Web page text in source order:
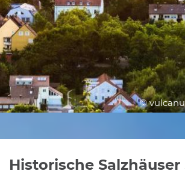
©
Historische Salzhäuser